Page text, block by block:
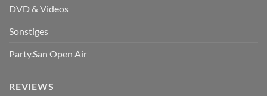
DVD & Videos
Sonstiges
Party.San Open Air
REVIEWS